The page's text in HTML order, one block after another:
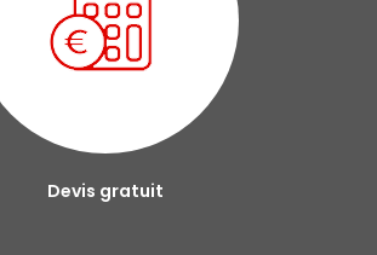
Devis gratuit